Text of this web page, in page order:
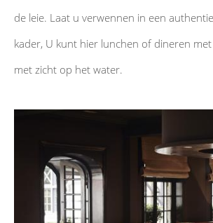
de leie. Laat u verwennen in een
kader, U kunt hier lunchen of dineren
met zicht op het water.